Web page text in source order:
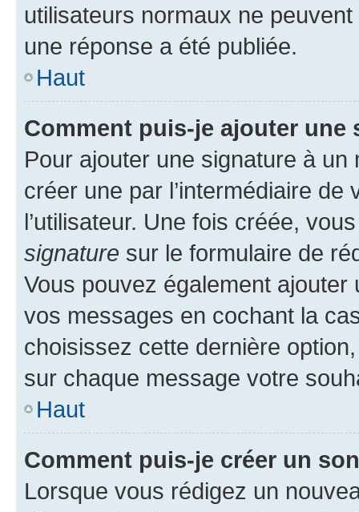
utilisateurs normaux ne
une réponse a été publiée.
Haut
Comment puis-je ajouter une
Pour ajouter une signature à un
créer une par l’intermédiaire
l’utilisateur. Une fois créée,
signature sur le formulaire de
Vous pouvez également
vos messages en cochant la
choisissez cette dernière
sur chaque message votre
Haut
Comment puis-je créer un
Lorsque vous rédigez un